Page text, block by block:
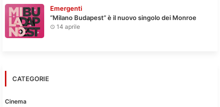
Emergenti
“Milano Budapest” è il nuovo singolo dei Monroe
14 aprile
CATEGORIE
Cinema